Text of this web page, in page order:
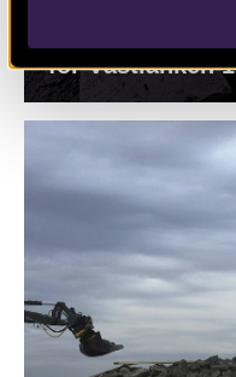
för Västlänken 1